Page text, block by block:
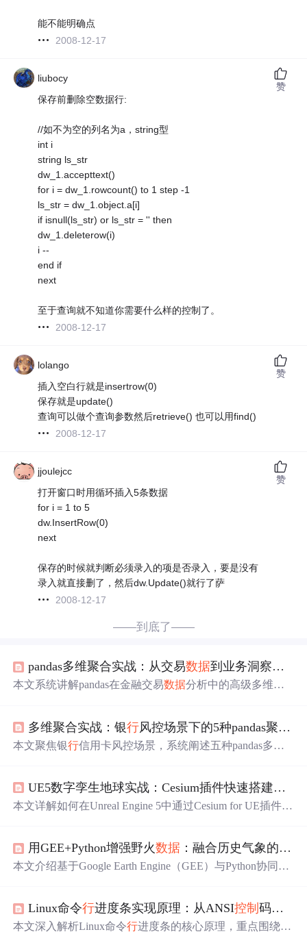
能不能明确点
2008-12-17
liubocy
保存前删除空数据行:
//如不为空的列名为a，string型
int i
string ls_str
dw_1.accepttext()
for i = dw_1.rowcount() to 1 step -1
ls_str = dw_1.object.a[i]
if isnull(ls_str) or ls_str = '' then
dw_1.deleterow(i)
i --
end if
next
至于查询就不知道你需要什么样的控制了。
2008-12-17
赞
lolango
插入空白行就是insertrow(0)
保存就是update()
查询可以做个查询参数然后retrieve() 也可以用find()
2008-12-17
赞
jjoulejcc
打开窗口时用循环插入5条数据
for i = 1 to 5
dw.InsertRow(0)
next
保存的时候就判断必须录入的项是否录入，要是没有
录入就直接删了，然后dw.Update()就行了萨
2008-12-17
赞
——到底了——
pandas多维聚合实战：从交易数据到业务洞察的七步炼金术
本文系统讲解pandas在金融交易数据分析中的高级多维聚
重点解析生产环境中NaN处理、列名扁平化、性能优化及
时间窗口对齐等关键问题，并提供从数据清洗到API服务
多维聚合实战：银行风控场景下的5种pandas聚合模式
本文聚焦银行信用卡风控场景，系统阐述五种pandas多维
析、风险分层、动态漂移检测等业务中的技术选型逻辑、
性能陷阱（如NaN传染、内存爆炸、索引错位）及实操规
UE5数字孪生地球实战：Cesium插件快速搭建与全球漫游
本文详解如何在Unreal Engine 5中通过Cesium for UE插件快
换、3D Tiles流式加载与LOD机制、太阳天空动态光照，以
及地理锚定角色漫游、自定义模型放置、GeoJSON数据
用GEE+Python增强野火数据 ：融合历史气象的时
本文介绍基于Google Earth Engine（GEE）与Python协同的
的温度、湿度、风速、降水、蒸散发及土壤湿度等关键变
量，Python负责批量调度、清洗、衍生指标计算（如连续
Linux命令行进度条实现原理：从ANSI控制码到Python库实战
本文深入解析Linux命令行进度条的核心原理，重点围绕A